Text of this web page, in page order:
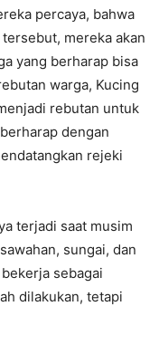
percaya, bahwa
mereka akan
yang berharap bisa
warga, Kucing
rebutan untuk
dengan
rejeki
terjadi saat musim
sungai, dan
sebagai
dilakukan, tetapi